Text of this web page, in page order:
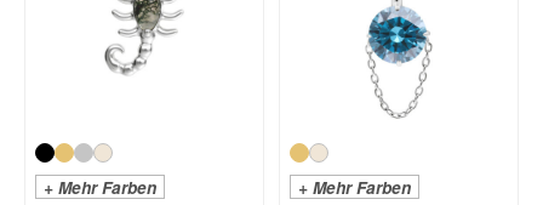
+ Mehr Farben + Mehr Farben